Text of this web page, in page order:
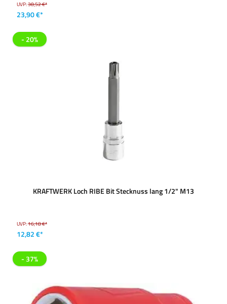
UVP:38,52 €*
23,90 €*
- 20%
KRAFTWERK Loch RIBE Bit Stecknuss lang 1/2" M13
UVP:16,18 €*
12,82 €*
- 37%